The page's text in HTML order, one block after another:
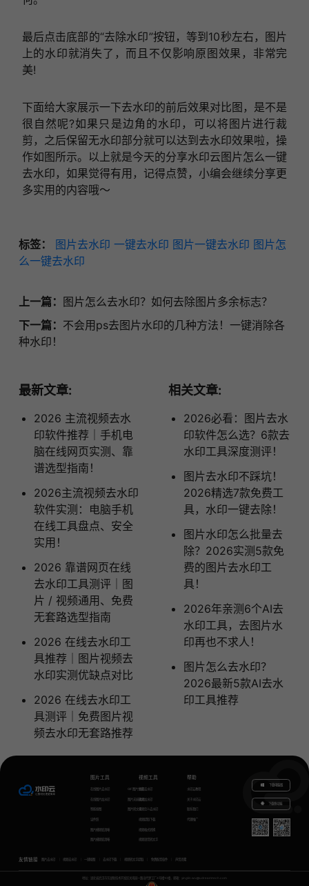
最后点击底部的“去除水印”按钮，等到10秒左右，图片
上的水印就消失了，而且不仅影响原图效果，非常完
美!
下面给大家展示一下去水印的前后效果对比图，是不是
很自然呢?如果只是边角的水印，可以将图片进行裁
剪，之后保留无水印部分就可以达到去水印效果啦，操
作如图所示。以上就是今天的分享水印云图片怎么一键
去水印，如果觉得有用，记得点赞，小编会继续分享更
多实用的内容哦～
标签： 图片去水印 一键去水印 图片一键去水印 图片怎
么一键去水印
上一篇： 图片怎么去水印？如何去除图片多余标志？
下一篇： 不会用ps去图片水印的几种方法！一键消除各
种水印！
最新文章:
2026 主流视频去水
印软件推荐｜手机电
脑在线网页实测、靠
谱选型指南！
2026主流视频去水印
软件实测：电脑手机
在线工具盘点、安全
实用！
2026 靠谱网页在线
去水印工具测评｜图
片 / 视频通用、免费
无套路选型指南
2026 在线去水印工
具推荐｜图片视频去
水印实测优缺点对比
2026 在线去水印工
具测评｜免费图片视
频去水印无套路推荐
相关文章:
2026必看：图片去水
印软件怎么选？6款去
水印工具深度测评！
图片去水印不踩坑！
2026精选7款免费工
具，水印一键去除！
图片水印怎么批量去
除？2026实测5款免
费的图片去水印工
具！
2026年亲测6个AI去
水印工具，去图片水
印再也不求人！
图片怎么去水印？
2026最新5款AI去水
印工具推荐
图片工具
在线图片去水印
在线图片加水印
智能抠图
证件照
图片模糊变清晰
图片模糊变清晰
GIF图片生成
图片无损放大
图片转文字
视频工具
视频去水印
视频加水印
视频怎么去水印
视频提取下载
视频格式转换
视频语音转文字
帮助
水印云教程
关于水印云
联系我们
代理推广
下载电脑版
下载移动端
友情链接 图片去水印 视频去水印 一键抠图 去水印下载 视频转文字提取 免费配音软件 声音克隆
地址：湖北省武汉市东湖新技术开发区关南园一路当代梦工厂4号楼10楼，邮箱：yinglin.wu@udreamtech.com